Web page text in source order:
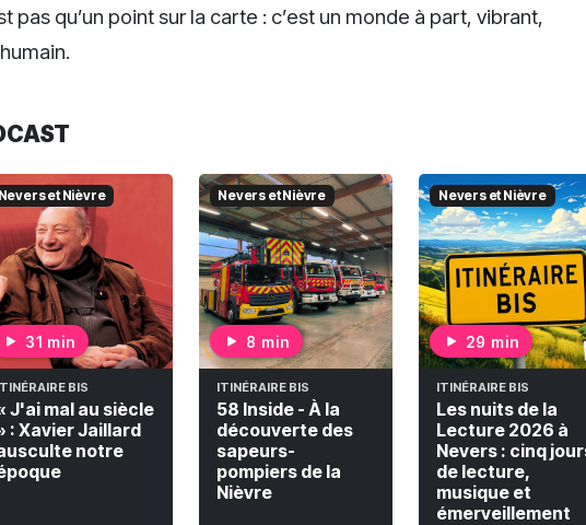
pas qu’un point sur la carte : c’est un monde à part, vibrant,
Nevers et Nièvre
31 min
BIS
J'ai mal au siècle
: Xavier Jaillard
notre
Nevers et Nièvre
8 min
ITINÉRAIRE BIS
58 Inside - À la
découverte des
sapeurs-
pompiers de la
Nièvre
Nevers et Nièvre
29 min
ITINÉRAIRE BIS
Les nuits de la
Lecture 2026 à
Nevers : cinq
de lecture,
musique et
émerveillement